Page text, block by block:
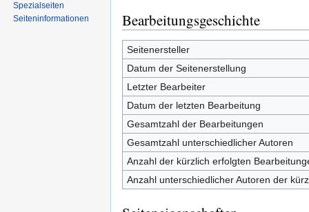
Bearbeitungsgeschichte
Seitenersteller
Datum der Seitenerstellung
Letzter Bearbeiter
Datum der letzten Bearbeitung
Gesamtzahl der Bearbeitungen
Gesamtzahl unterschiedlicher Autoren
Anzahl der kürzlich erfolgten
Anzahl unterschiedlicher Autoren der
Spezialseiten
Seiten­informationen